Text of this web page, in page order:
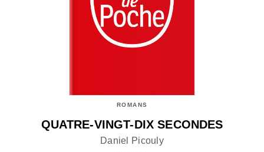
ROMANS
QUATRE-VINGT-DIX SECONDES
Daniel Picouly